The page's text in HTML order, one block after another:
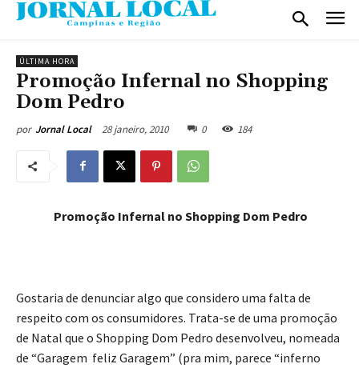
ÚLTIMA HORA
Promoção Infernal no Shopping
Dom Pedro
por Jornal Local 28 janeiro, 2010 0 184
Promoção Infernal no Shopping Dom Pedro
Gostaria de denunciar algo que considero uma falta de
respeito com os consumidores. Trata-se de uma promoção
de Natal que o Shopping Dom Pedro desenvolveu, nomeada
de “Garagem feliz Garagem” (pra mim, parece “inferno